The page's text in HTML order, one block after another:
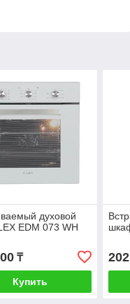
духовой
EDM 073 WH
₸
Купить